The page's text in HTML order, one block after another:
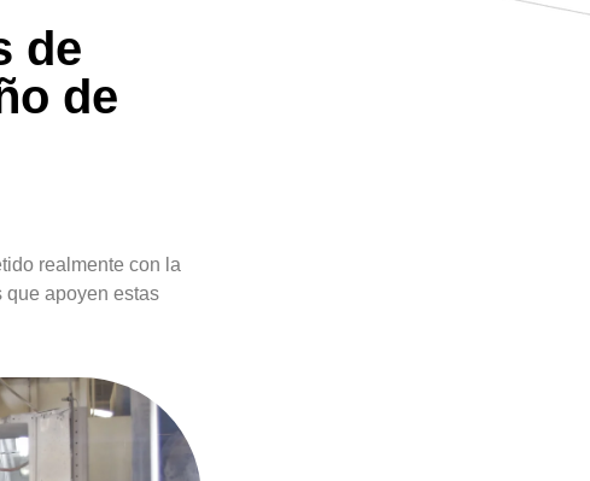
de
de
realmente con la
que apoyen estas